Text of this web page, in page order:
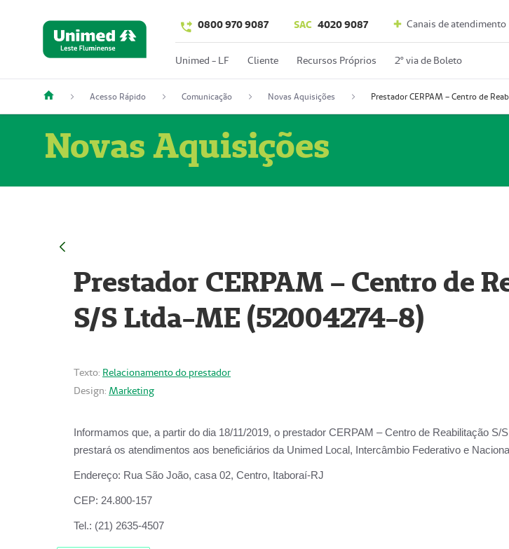
0800 970 9087 SAC 4020 9087 Canais de atendimento
Unimed - LF Cliente Recursos Próprios 2º via de Boleto
Acesso Rápido Comunicação Novas Aquisições
Novas Aquisições
Prestador CERPAM – Centro de
S/S Ltda-ME (52004274-8)
Texto: Relacionamento do prestador
Design: Marketing
Informamos que, a partir do dia 18/11/2019, o prestador CERPAM – Centro de Reabilitação S/
prestará os atendimentos aos beneficiários da Unimed Local, Intercâmbio Federativo e Nacional
Endereço: Rua São João, casa 02, Centro, Itaboraí-RJ
CEP: 24.800-157
Tel.: (21) 2635-4507